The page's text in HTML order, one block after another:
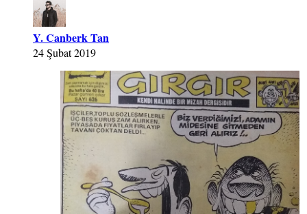
Y. Canberk Tan
24 Şubat 2019